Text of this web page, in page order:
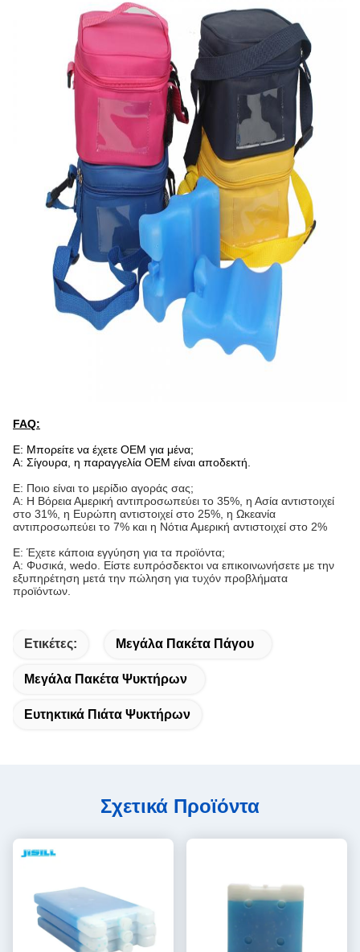
FAQ:
Ε: Μπορείτε να έχετε OEM για μένα;
Α: Σίγουρα, η παραγγελία OEM είναι αποδεκτή.
Ε: Ποιο είναι το μερίδιο αγοράς σας;
Α: Η Βόρεια Αμερική αντιπροσωπεύει το 35%, η Ασία αντιστοιχεί
στο 31%, η Ευρώπη αντιστοιχεί στο 25%, η Ωκεανία
αντιπροσωπεύει το 7% και η Νότια Αμερική αντιστοιχεί στο 2%
Ε: Έχετε κάποια εγγύηση για τα προϊόντα;
Α: Φυσικά, wedo. Είστε ευπρόσδεκτοι να επικοινωνήσετε με την
εξυπηρέτηση μετά την πώληση για τυχόν προβλήματα
προϊόντων.
Ετικέτες: Μεγάλα Πακέτα Πάγου
Μεγάλα Πακέτα Ψυκτήρων
Ευτηκτικά Πιάτα Ψυκτήρων
Σχετικά Προϊόντα